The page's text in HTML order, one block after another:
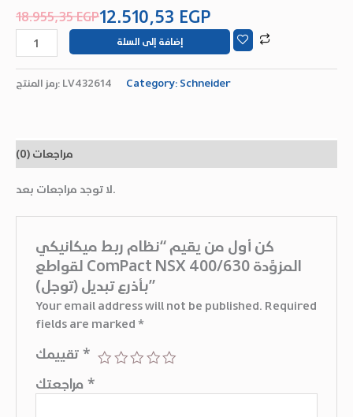
18.955,35EGP12.510,53 EGP
إضافة إلى السلة
رمز المنتج: LV432614 Category: Schneider
مراجعات (0)
لا توجد مراجعات بعد.
كن أول من يقيم “نظام ربط ميكانيكي
لقواطع ComPact NSX 400/630 المزوَّدة
بأذرع تبديل (توجل)”
Your email address will not be published. Required
fields are marked*
تقييمك*
مراجعتك*